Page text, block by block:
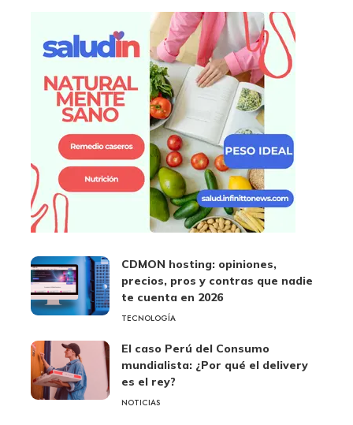
CDMON hosting: opiniones,
precios, pros y contras que nadie
te cuenta en 2026
TECNOLOGÍA
El caso Perú del Consumo
mundialista: ¿Por qué el delivery
es el rey?
NOTICIAS